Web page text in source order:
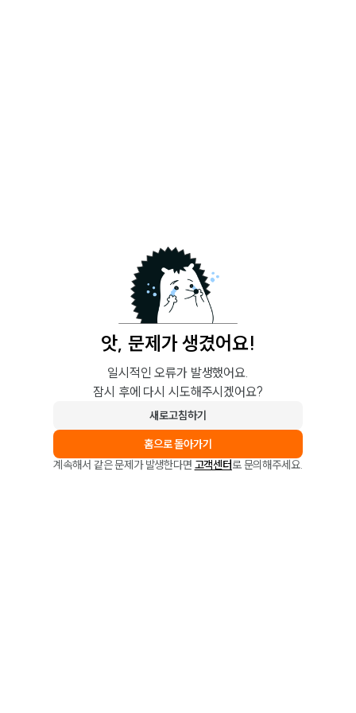
앗, 문제가 생겼어요!
일시적인 오류가 발생했어요.
잠시 후에 다시 시도해주시겠어요?
새로고침하기
홈으로 돌아가기
계속해서 같은 문제가 발생한다면 고객센터로 문의해주세요.